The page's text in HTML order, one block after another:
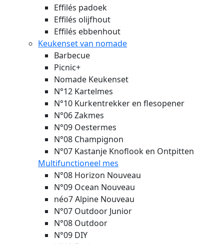
Effilés padoek
Effilés olijfhout
Effilés ebbenhout
Keukenset van nomade
Barbecue
Picnic+
Nomade Keukenset
N°12 Kartelmes
N°10 Kurkentrekker en flesopener
N°06 Zakmes
N°09 Oestermes
N°08 Champignon
N°07 Kastanje Knoflook en Ontpitten
Multifunctioneel mes
N°08 Horizon Nouveau
N°09 Ocean Nouveau
néo7 Alpine Nouveau
N°07 Outdoor Junior
N°08 Outdoor
N°09 DIY